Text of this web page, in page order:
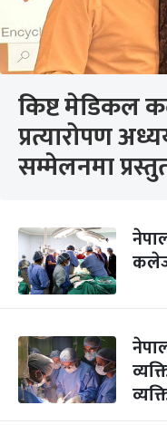
किष्ट मेडिकल
प्रत्यारोपण
सम्मेलनमा